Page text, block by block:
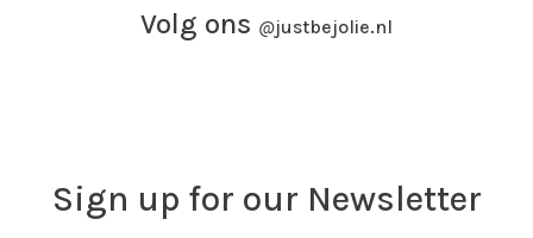
Volg ons @justbejolie.nl
Sign up for our Newsletter